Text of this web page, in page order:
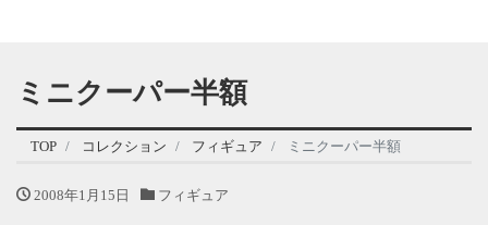
ミニクーパー半額
TOP コレクション フィギュア ミニクーパー半額
2008年1月15日 フィギュア